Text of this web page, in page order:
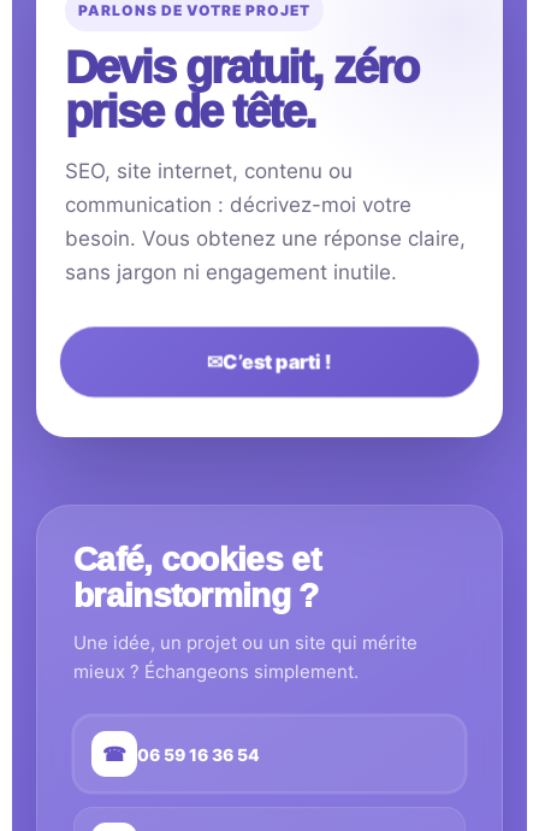
PARLONS DE VOTRE PROJET
Devis gratuit, zéro
prise de tête.
SEO, site internet, contenu ou
communication : décrivez-moi votre
besoin. Vous obtenez une réponse claire,
sans jargon ni engagement inutile.
✉C’est parti !
Café, cookies et
brainstorming ?
Une idée, un projet ou un site qui mérite
mieux ? Échangeons simplement.
☎ 06 59 16 36 54